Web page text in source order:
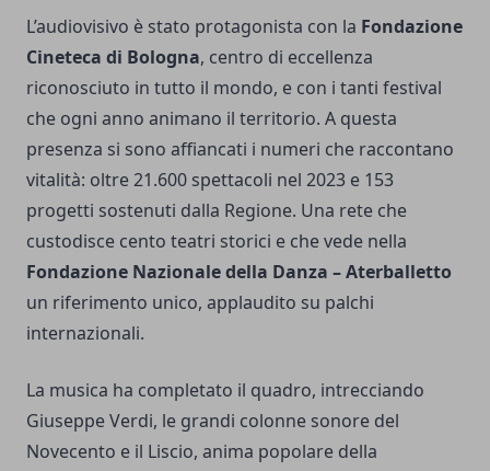
L’audiovisivo è stato protagonista con la Fondazione
Cineteca di Bologna, centro di eccellenza
riconosciuto in tutto il mondo, e con i tanti festival
che ogni anno animano il territorio. A questa
presenza si sono affiancati i numeri che raccontano
vitalità: oltre 21.600 spettacoli nel 2023 e 153
progetti sostenuti dalla Regione. Una rete che
custodisce cento teatri storici e che vede nella
Fondazione Nazionale della Danza – Aterballetto
un riferimento unico, applaudito su palchi
internazionali.
La musica ha completato il quadro, intrecciando
Giuseppe Verdi, le grandi colonne sonore del
Novecento e il Liscio, anima popolare della